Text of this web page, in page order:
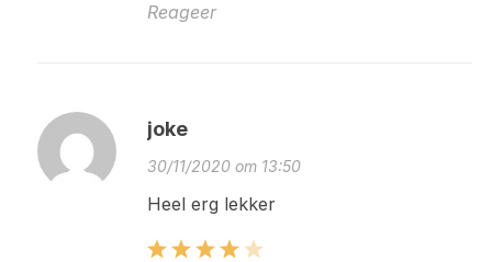
Reageer
joke
30/11/2020 om 13:50
Heel erg lekker